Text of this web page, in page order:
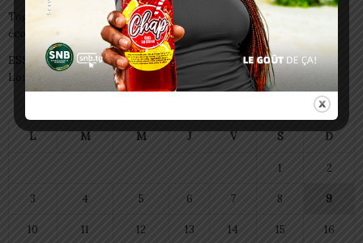
Togo/ Rentrée scolaire 2026-2027: consultez la liste officielle des
écoles autorisées
ESSAL 2026 : les admissibles convoqués pour la visite médicale à
Lomé
L M M J V S D
1 2
3 4 5 6 7 8 9
10 11 12 13 14 15 16